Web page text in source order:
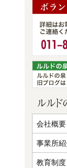
会社概要
事業所
教育制度